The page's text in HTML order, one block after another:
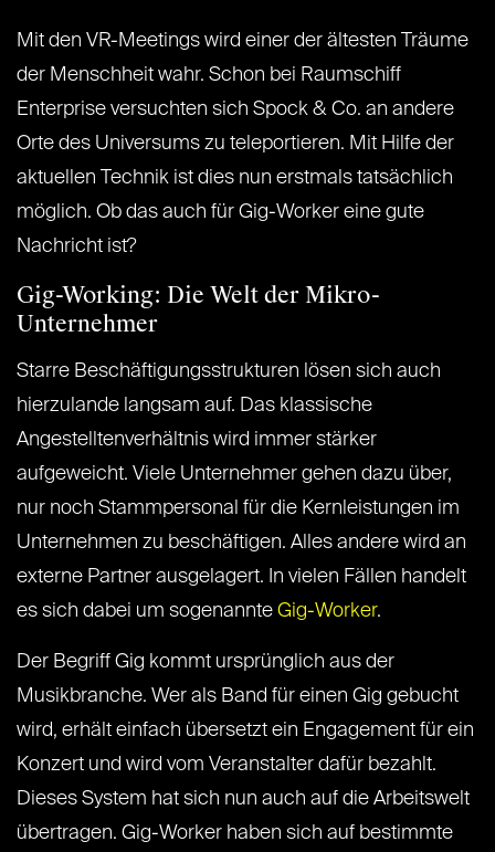
Mit den VR-Meetings wird einer der ältesten Träume
der Menschheit wahr. Schon bei Raumschiff
Enterprise versuchten sich Spock & Co. an andere
Orte des Universums zu teleportieren. Mit Hilfe der
aktuellen Technik ist dies nun erstmals tatsächlich
möglich. Ob das auch für Gig-Worker eine gute
Nachricht ist?
Gig-Working: Die Welt der Mikro-
Unternehmer
Starre Beschäftigungsstrukturen lösen sich auch
hierzulande langsam auf. Das klassische
Angestelltenverhältnis wird immer stärker
aufgeweicht. Viele Unternehmer gehen dazu über,
nur noch Stammpersonal für die Kernleistungen im
Unternehmen zu beschäftigen. Alles andere wird an
externe Partner ausgelagert. In vielen Fällen handelt
es sich dabei um sogenannte Gig-Worker.
Der Begriff Gig kommt ursprünglich aus der
Musikbranche. Wer als Band für einen Gig gebucht
wird, erhält einfach übersetzt ein Engagement für ein
Konzert und wird vom Veranstalter dafür bezahlt.
Dieses System hat sich nun auch auf die Arbeitswelt
übertragen. Gig-Worker haben sich auf bestimmte